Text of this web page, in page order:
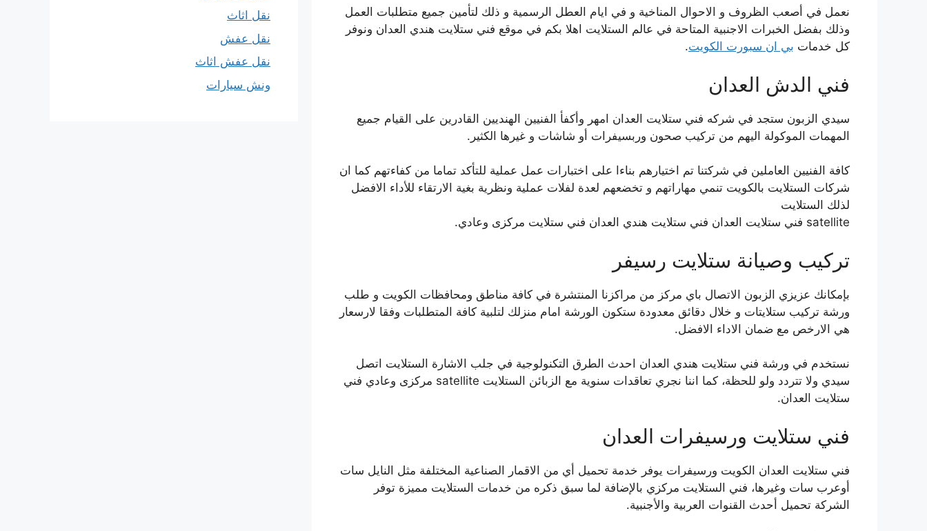
نعمل في أصعب الظروف و الاحوال المناخية و في ايام العطل الرسمية و ذلك لتأمين جميع متطلبات العمل
وذلك بفضل الخبرات الاجنبية المتاحة في عالم الستلايت اهلا بكم في موقع فني ستلايت هندي العدان ونوفر
كل خدمات بي ان سبورت الكويت.
فني الدش العدان
سيدي الزبون ستجد في شركه فني ستلايت العدان امهر وأكفأ الفنيين الهنديين القادرين على القيام جميع
المهمات الموكولة اليهم من تركيب صحون وربسيفرات أو شاشات و غيرها الكثير.
كافة الفنيين العاملين في شركتنا تم اختيارهم بناءا على اختبارات عمل عملية للتأكد تماما من كفاءتهم كما ان
شركات الستلايت بالكويت تنمي مهاراتهم و تخضعهم لعدة لفلات عملية ونظرية بغية الارتقاء للأداء الافضل
لذلك الستلايت
satellite فني ستلايت العدان فني ستلايت هندي العدان فني ستلايت مركزى وعادي.
تركيب وصيانة ستلايت رسيفر
بإمكانك عزيزي الزبون الاتصال باي مركز من مراكزنا المنتشرة في كافة مناطق ومحافظات الكويت و طلب
ورشة تركيب ستلايتات و خلال دقائق معدودة ستكون الورشة امام منزلك لتلبية كافة المتطلبات وفقا لارسعار
هي الارخص مع ضمان الاداء الافضل.
نستخدم في ورشة فني ستلايت هندي العدان احدث الطرق التكنولوجية في جلب الاشارة الستلايت اتصل
سيدي ولا تتردد ولو للحظة، كما اننا نجري تعاقدات سنوية مع الزبائن الستلايت satellite مركزى وعادي فني
ستلايت العدان.
فني ستلايت ورسيفرات العدان
فني ستلايت العدان الكويت ورسيفرات يوفر خدمة تحميل أي من الاقمار الصناعية المختلفة مثل النايل سات
أوعرب سات وغيرها، فني الستلايت مركزي بالإضافة لما سبق ذكره من خدمات الستلايت مميزة توفر
الشركة تحميل أحدث القنوات العربية والأجنبية.
نقل اثاث
نقل عفش
نقل عفش اثاث
ونش سيارات